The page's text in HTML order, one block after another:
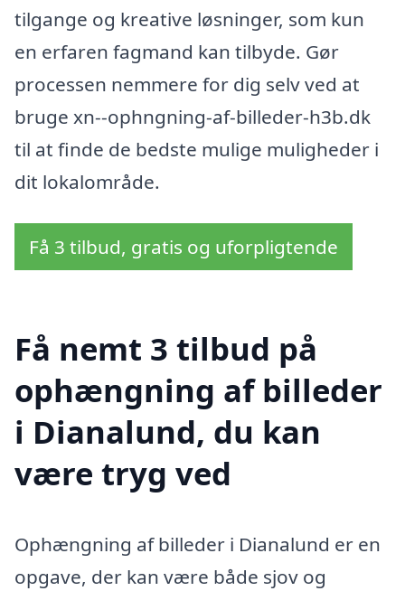
tilgange og kreative løsninger, som kun
en erfaren fagmand kan tilbyde. Gør
processen nemmere for dig selv ved at
bruge xn--ophngning-af-billeder-h3b.dk
til at finde de bedste mulige muligheder i
dit lokalområde.
Få 3 tilbud, gratis og uforpligtende
Få nemt 3 tilbud på
ophængning af billeder
i Dianalund, du kan
være tryg ved
Ophængning af billeder i Dianalund er en
opgave, der kan være både sjov og